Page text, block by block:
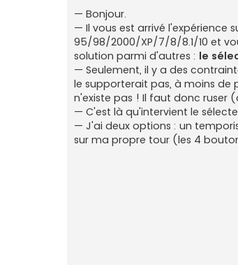
e
s
s
a
g
e
n
o
n
u
— Bonjour.
— Il vous est arrivé l'expérience
95/98/2000/XP/7/8/8.1/10 et
solution parmi d'autres : le
— Seulement, il y a des
le supporterait pas, à moins de
n'existe pas ! Il faut donc ruser
— C'est là qu'intervient le
— J'ai deux options : un
sur ma propre tour (les 4